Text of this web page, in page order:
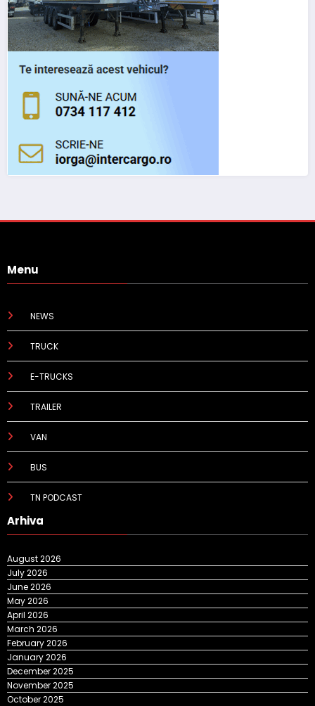
Menu
NEWS
TRUCK
E-TRUCKS
TRAILER
VAN
BUS
TN PODCAST
Arhiva
August 2026
July 2026
June 2026
May 2026
April 2026
March 2026
February 2026
January 2026
December 2025
November 2025
October 2025